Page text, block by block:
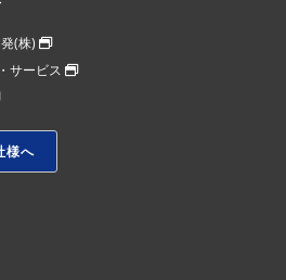
発(株)
サービス
様へ